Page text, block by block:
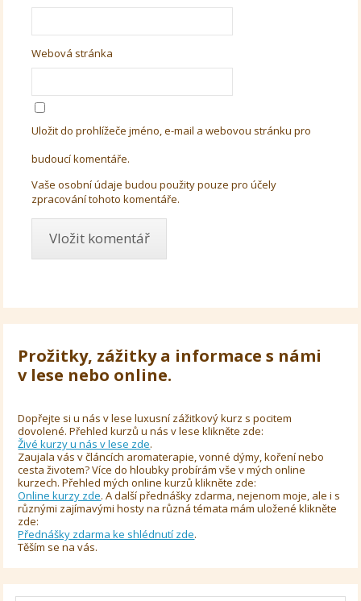
Webová stránka
Uložit do prohlížeče jméno, e-mail a webovou stránku pro
budoucí komentáře.
Vaše osobní údaje budou použity pouze pro účely
zpracování tohoto komentáře.
Prožitky, zážitky a informace s námi
v lese nebo online.
Dopřejte si u nás v lese luxusní zážitkový kurz s pocitem
dovolené. Přehled kurzů u nás v lese klikněte zde:
Živé kurzy u nás v lese zde.
Zaujala vás v článcích aromaterapie, vonné dýmy, koření nebo
cesta životem? Více do hloubky probírám vše v mých online
kurzech. Přehled mých online kurzů klikněte zde:
Online kurzy zde. A další přednášky zdarma, nejenom moje, ale i s
různými zajímavými hosty na různá témata mám uložené klikněte
zde:
Přednášky zdarma ke shlédnutí zde.
Těším se na vás.